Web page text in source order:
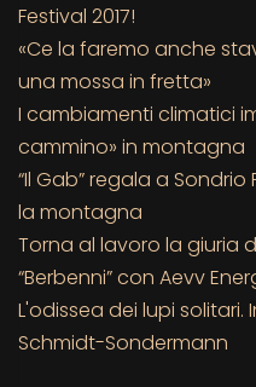
Festival 2017!
«Ce la faremo anche
una mossa in fretta»
I cambiamenti climatici
cammino» in montagna
“Il Gab” regala a
la montagna
Torna al lavoro la giuria
“Berbenni” con Aevv
L'odissea dei lupi solitari.
Schmidt-Sondermann